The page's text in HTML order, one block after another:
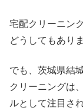
宅配クリーニン
どうしてもありま
でも、茨城県結
クリーニングは
ルとして注目さ